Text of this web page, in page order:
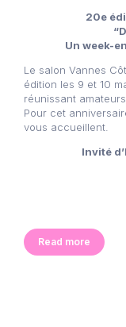
20e
Un week-
Le salon Vannes
édition les 9 et 10
réunissant
Pour cet
vous accueillent.
Invité
Read more